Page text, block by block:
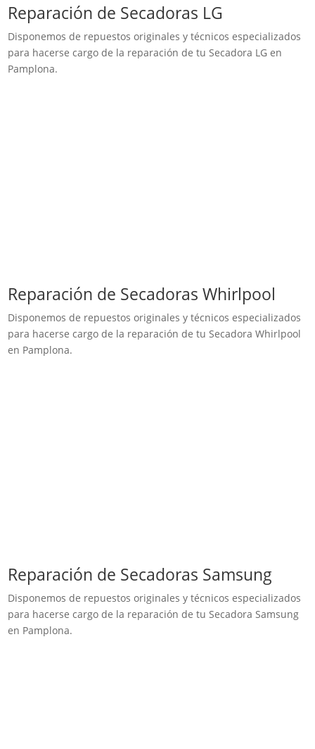
Reparación de Secadoras LG
Disponemos de repuestos originales y técnicos especializados
para hacerse cargo de la reparación de tu Secadora LG en
Pamplona.
Reparación de Secadoras Whirlpool
Disponemos de repuestos originales y técnicos especializados
para hacerse cargo de la reparación de tu Secadora Whirlpool
en Pamplona.
Reparación de Secadoras Samsung
Disponemos de repuestos originales y técnicos especializados
para hacerse cargo de la reparación de tu Secadora Samsung
en Pamplona.